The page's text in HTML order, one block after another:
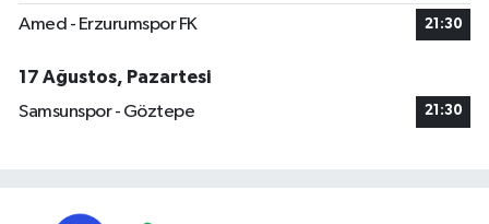
Amed - Erzurumspor FK 21:30
17 Ağustos, Pazartesi
Samsunspor - Göztepe
21:30